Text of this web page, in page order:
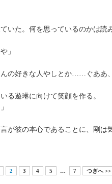
いた。何を思っているのかは読
」
んの好きな人やしとか……ぐああ
る遊琳に向けて笑顔を作る。
彼の本心であることに、剛は
2 3 4 5 … 7 つぎへ >>